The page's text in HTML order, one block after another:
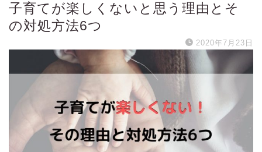
子育てが楽しくないと思う理由とそ
の対処方法6つ
2020年7月23日